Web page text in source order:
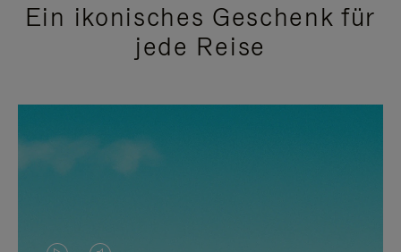
Ein ikonisches Geschenk für
jede Reise